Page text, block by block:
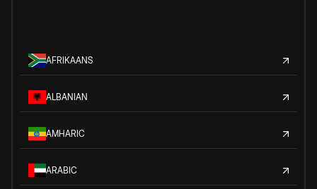
AFRIKAANS
ALBANIAN
AMHARIC
ARABIC